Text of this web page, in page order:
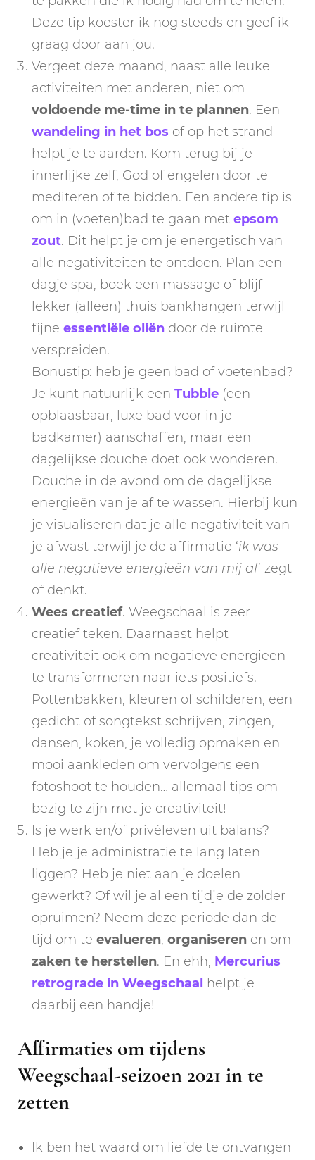
Deze tip koester ik nog steeds en geef ik
graag door aan jou.
Vergeet deze maand, naast alle leuke
activiteiten met anderen, niet om
voldoende me-time in te plannen. Een
wandeling in het bos of op het strand
helpt je te aarden. Kom terug bij je
innerlijke zelf, God of engelen door te
mediteren of te bidden. Een andere tip is
om in (voeten)bad te gaan met epsom
zout. Dit helpt je om je energetisch van
alle negativiteiten te ontdoen. Plan een
dagje spa, boek een massage of blijf
lekker (alleen) thuis bankhangen terwijl
fijne essentiële oliën door de ruimte
verspreiden.
Bonustip: heb je geen bad of voetenbad?
Je kunt natuurlijk een Tubble (een
opblaasbaar, luxe bad voor in je
badkamer) aanschaffen, maar een
dagelijkse douche doet ook wonderen.
Douche in de avond om de dagelijkse
energieën van je af te wassen. Hierbij kun
je visualiseren dat je alle negativiteit van
je afwast terwijl je de affirmatie ‘ik was
alle negatieve energieën van mij af’ zegt
of denkt.
Wees creatief. Weegschaal is zeer
creatief teken. Daarnaast helpt
creativiteit ook om negatieve energieën
te transformeren naar iets positiefs.
Pottenbakken, kleuren of schilderen, een
gedicht of songtekst schrijven, zingen,
dansen, koken, je volledig opmaken en
mooi aankleden om vervolgens een
fotoshoot te houden… allemaal tips om
bezig te zijn met je creativiteit!
Is je werk en/of privéleven uit balans?
Heb je je administratie te lang laten
liggen? Heb je niet aan je doelen
gewerkt? Of wil je al een tijdje de zolder
opruimen? Neem deze periode dan de
tijd om te evalueren, organiseren en om
zaken te herstellen. En ehh, Mercurius
retrograde in Weegschaal helpt je
daarbij een handje!
Affirmaties om tijdens
Weegschaal-seizoen 2021 in te
zetten
Ik ben het waard om liefde te ontvangen